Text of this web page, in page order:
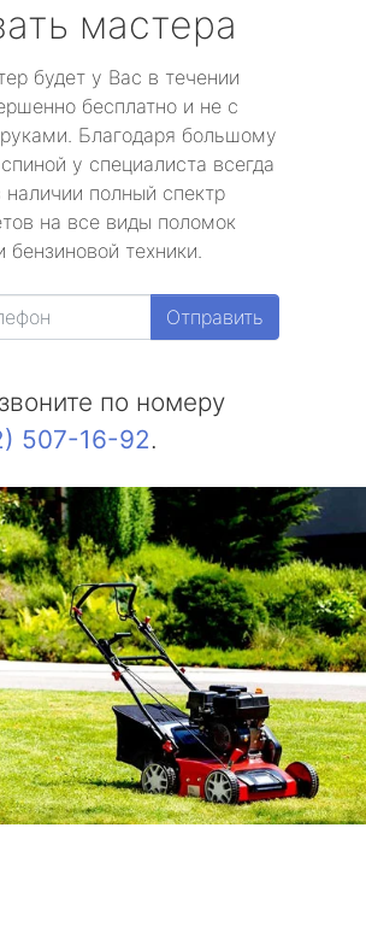
мастера
будет у Вас в течении
бесплатно и не с
Благодаря большому
у специалиста всегда
наличии полный спектр
на все виды поломок
бензиновой техники.
Отправить
по номеру
507-16-92.